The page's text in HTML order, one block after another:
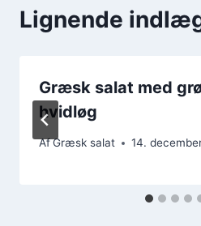
Lignende
Græsk salat med
hvidløg
AfGræsk salat 14.